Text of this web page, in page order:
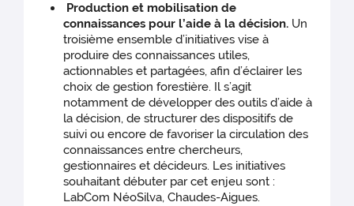
Production et mobilisation de
connaissances pour l’aide à la décision. Un
troisième ensemble d’initiatives vise à
produire des connaissances utiles,
actionnables et partagées, afin d’éclairer les
choix de gestion forestière. Il s’agit
notamment de développer des outils d’aide à
la décision, de structurer des dispositifs de
suivi ou encore de favoriser la circulation des
connaissances entre chercheurs,
gestionnaires et décideurs. Les initiatives
souhaitant débuter par cet enjeu sont :
LabCom NéoSilva, Chaudes-Aigues.